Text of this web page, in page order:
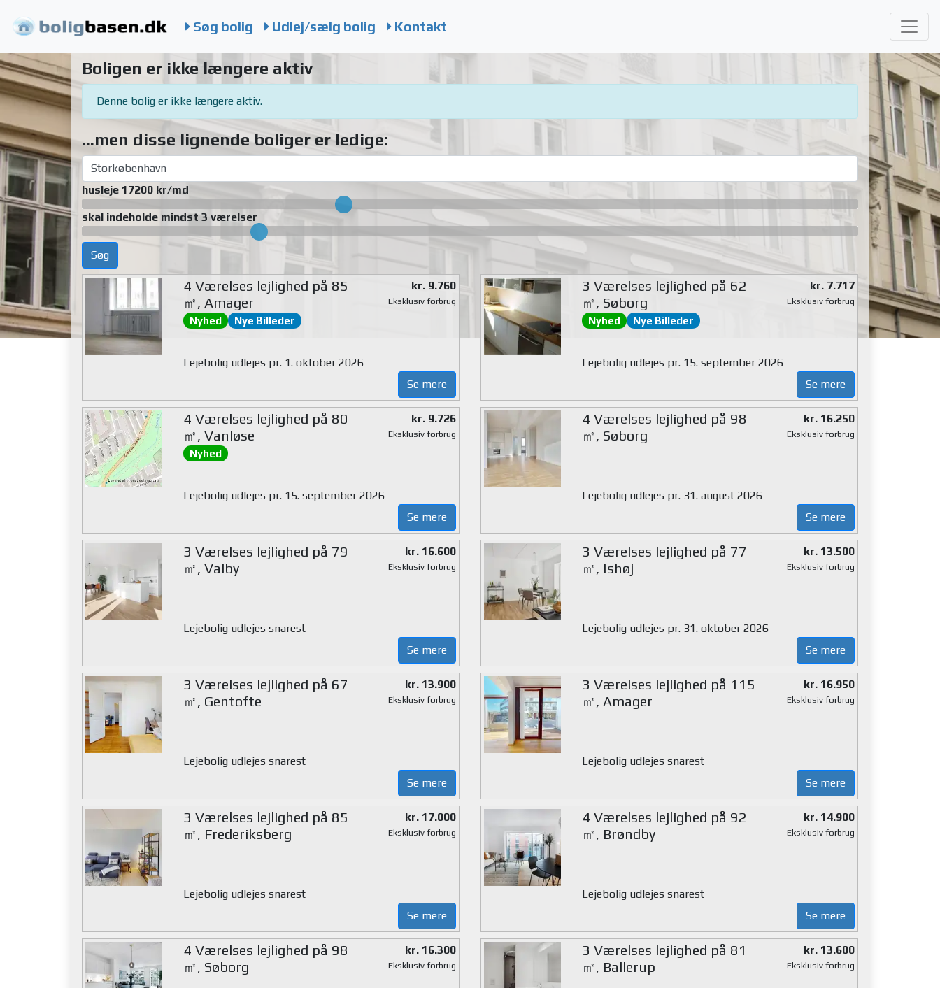
Søg bolig Udlej/sælg bolig Kontakt
Boligen er ikke længere aktiv
Denne bolig er ikke længere aktiv.
...men disse lignende boliger er ledige:
husleje 17200 kr/md
skal indeholde mindst 3 værelser
Søg
4 Værelses lejlighed på 85
㎡, Amager
Nyhed Nye Billeder
kr. 9.760
Eksklusiv forbrug
Lejebolig udlejes pr. 1. oktober 2026
Se mere
3 Værelses lejlighed på 62
㎡, Søborg
Nyhed Nye Billeder
kr. 7.717
Eksklusiv forbrug
Lejebolig udlejes pr. 15. september 2026
Se mere
4 Værelses lejlighed på 80
㎡, Vanløse
Nyhed
kr. 9.726
Eksklusiv forbrug
Lejebolig udlejes pr. 15. september 2026
Se mere
4 Værelses lejlighed på 98
㎡, Søborg
kr. 16.250
Eksklusiv forbrug
Lejebolig udlejes pr. 31. august 2026
Se mere
3 Værelses lejlighed på 79
㎡, Valby
kr. 16.600
Eksklusiv forbrug
Lejebolig udlejes snarest
Se mere
3 Værelses lejlighed på 77
㎡, Ishøj
kr. 13.500
Eksklusiv forbrug
Lejebolig udlejes pr. 31. oktober 2026
Se mere
3 Værelses lejlighed på 67
㎡, Gentofte
kr. 13.900
Eksklusiv forbrug
Lejebolig udlejes snarest
Se mere
3 Værelses lejlighed på 115
㎡, Amager
kr. 16.950
Eksklusiv forbrug
Lejebolig udlejes snarest
Se mere
3 Værelses lejlighed på 85
㎡, Frederiksberg
kr. 17.000
Eksklusiv forbrug
Lejebolig udlejes snarest
Se mere
4 Værelses lejlighed på 92
㎡, Brøndby
kr. 14.900
Eksklusiv forbrug
Lejebolig udlejes snarest
Se mere
4 Værelses lejlighed på 98
㎡, Søborg
kr. 16.300
Eksklusiv forbrug
3 Værelses lejlighed på 81
㎡, Ballerup
kr. 13.600
Eksklusiv forbrug